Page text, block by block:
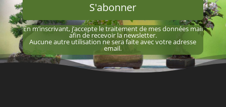
S'abonner
En m’inscrivant, j’accepte le traitement de mes données mail
afin de recevoir la newsletter.
Aucune autre utilisation ne sera faite avec votre adresse
email.